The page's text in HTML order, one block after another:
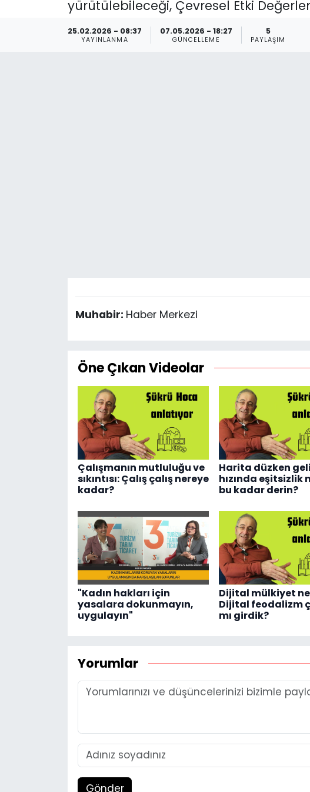
yürütülebileceği, Çevresel Etki
25.02.2026 - 08:37
YAYINLANMA
07.05.2026 - 18:27
GÜNCELLEME
5
PAYLAŞIM
Muhabir: Haber Merkezi
Öne Çıkan Videolar
Çalışmanın mutluluğu ve
sıkıntısı: Çalış çalış nereye
kadar?
Harita düzken
hızında eşitsizlik
bu kadar derin?
"Kadın hakları için
yasalara dokunmayın,
uygulayın"
Dijital mülkiyet
Dijital feodalizm
mı girdik?
Yorumlar
Gönder